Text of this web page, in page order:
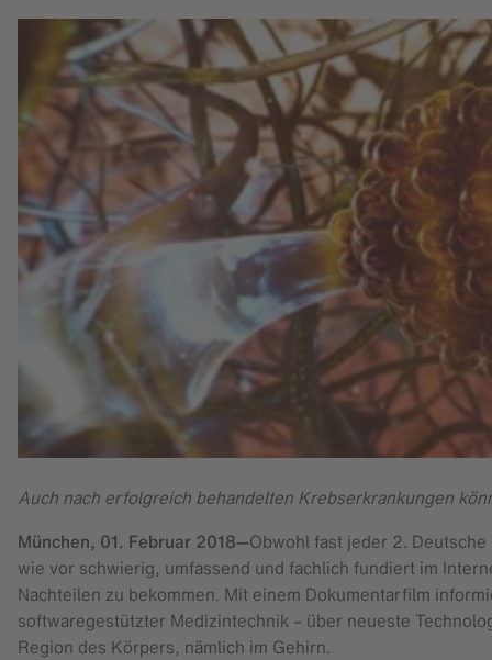
Auch nach erfolgreich behandelten Krebserkrankungen
München, 01. Februar 2018—Obwohl fast jeder 2.
wie vor schwierig, umfassend und fachlich fundiert im
Nachteilen zu bekommen. Mit einem Dokumentarfilm
softwaregestützter Medizintechnik – über neueste
Region des Körpers, nämlich im Gehirn.